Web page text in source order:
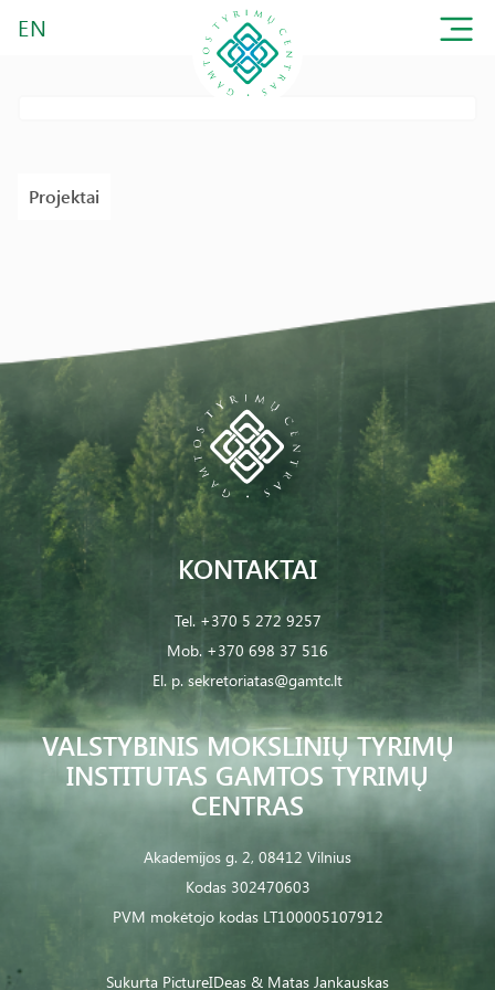
EN
Projektai
VALSTYBINIS MOKSLINIŲ TYRIMŲ
INSTITUTAS GAMTOS TYRIMŲ
CENTRAS
Akademijos g. 2, 08412 Vilnius
Kodas 302470603
PVM mokėtojo kodas LT100005107912
KONTAKTAI
Tel. +370 5 272 9257
Mob. +370 698 37 516
El. p. sekretoriatas@gamtc.lt
Sukurta PictureIDeas & Matas Jankauskas